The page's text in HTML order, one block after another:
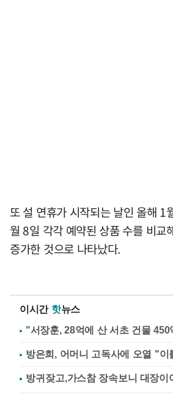
또 설 연휴가 시작되는 날인 올해 1
월 8일 각각 예약된 상품 수를 비
증가한 것으로 나타났다.
이시간 핫뉴스
"서장훈, 28억에 산 서초 건물
방은희, 어머니 고독사에 오열 "이